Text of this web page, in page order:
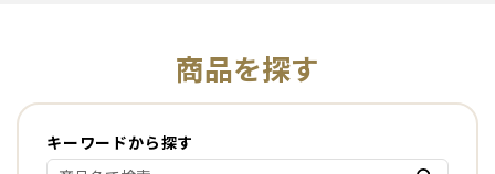
商品を探す
キーワードから探す